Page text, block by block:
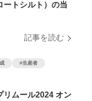
ートシルト）の当
記事を読む
生産者
リムール2024 オン